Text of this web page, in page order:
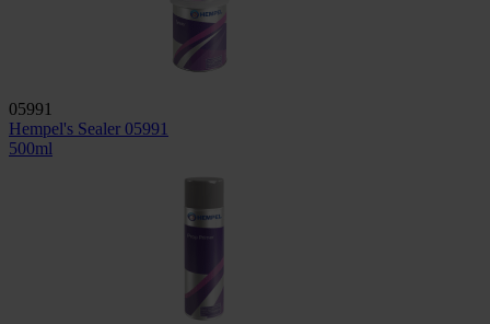
05991
Hempel's Sealer 05991
500ml